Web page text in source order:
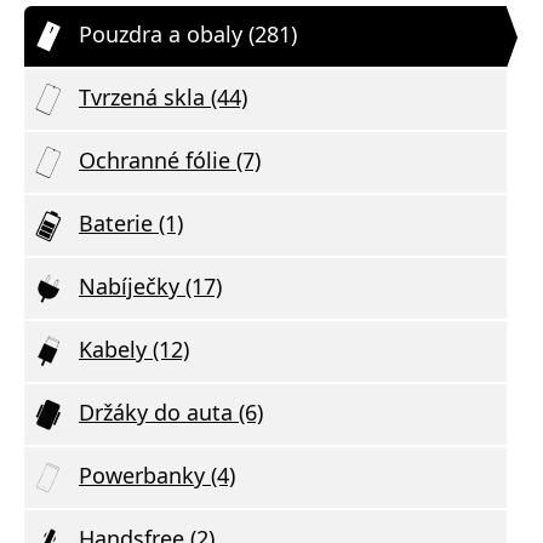
Pouzdra a obaly (281)
Tvrzená skla (44)
Ochranné fólie (7)
Baterie (1)
Nabíječky (17)
Kabely (12)
Držáky do auta (6)
Powerbanky (4)